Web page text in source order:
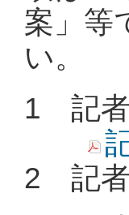
案」等
い。
1 記者
2 記者